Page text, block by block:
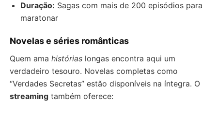
Duração: Sagas com mais de 200 episódios para
maratonar
Novelas e séries românticas
Quem ama histórias longas encontra aqui um
verdadeiro tesouro. Novelas completas como
“Verdades Secretas” estão disponíveis na íntegra. O
streaming também oferece: